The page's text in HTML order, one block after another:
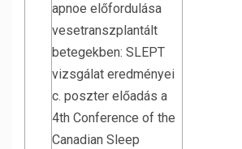
apnoe előfordulása
vesetranszplantált
betegekben: SLEPT
vizsgálat eredményei
c. poszter előadás a
4th Conference of the
Canadian Sleep